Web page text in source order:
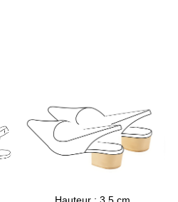
longue
3.5 centimètres de hauteur
Hauteur : 3.5 cm